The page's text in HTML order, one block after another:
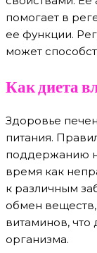
помогает в
ее функции.
может
Как диета
Здоровье
питания.
поддержанию
время как
к различным
обмен
витаминов,
организма.